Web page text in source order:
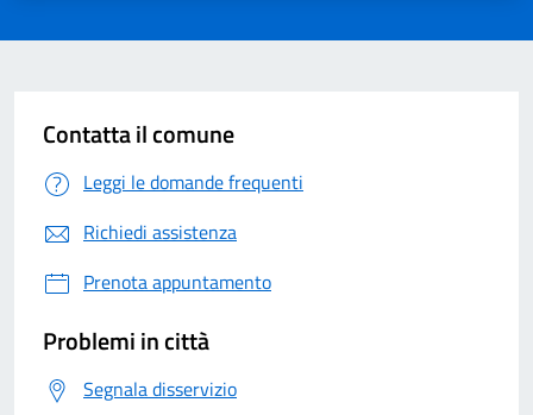
Contatta il comune
Leggi le domande frequenti
Richiedi assistenza
Prenota appuntamento
Problemi in città
Segnala disservizio